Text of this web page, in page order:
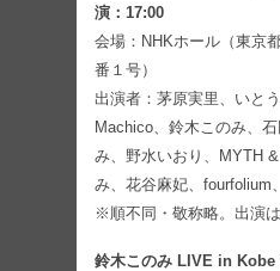
演：17:00
会場：NHKホール（東京
番１号）
出演者：茅原実里、いと
Machico、鈴木このみ、
み、野水いおり、MYTH
み、花谷麻妃、fourfolium
※順不同・敬称略。出演は
鈴木このみ LIVE in Kobe